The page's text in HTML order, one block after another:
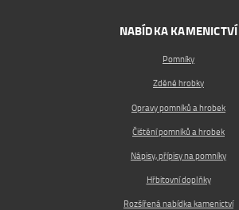
NABÍDKA KAMENICTVÍ
Pomníky
Zděné hrobky
Opravy pomníků a hrobek
Čištění pomníků a hrobek
Nápisy, přípisy na pomníky
Hřbitovní doplňky
Rozšířená nabídka kamenictví